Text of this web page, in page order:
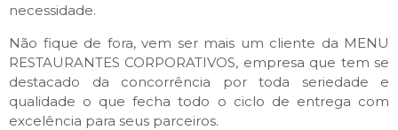
necessidade.
Não fique de fora, vem ser mais um cliente da MENU
RESTAURANTES CORPORATIVOS, empresa que tem se
destacado da concorrência por toda seriedade e
qualidade o que fecha todo o ciclo de entrega com
excelência para seus parceiros.